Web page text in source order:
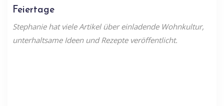
Feiertage
Stephanie hat viele Artikel über einladende Wohnkultur,
unterhaltsame Ideen und Rezepte veröffentlicht.